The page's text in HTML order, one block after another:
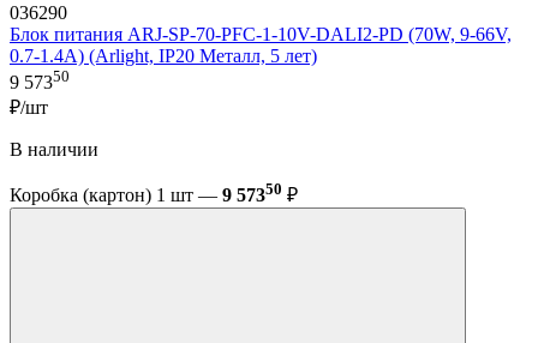
036290
Блок питания ARJ-SP-70-PFC-1-10V-DALI2-PD (70W, 9-66V,
0.7-1.4A) (Arlight, IP20 Металл, 5 лет)
9 57350
₽/шт
В наличии
Коробка (картон) 1 шт — 9 57350 ₽